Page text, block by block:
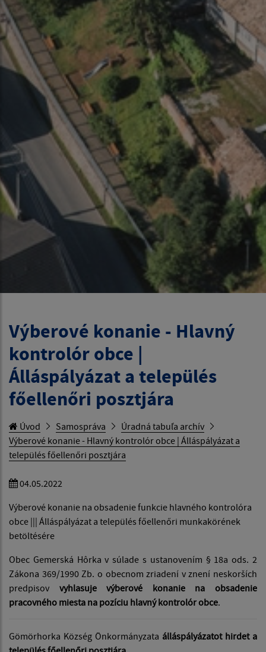
Výberové konanie - Hlavný
kontrolór obce |
Álláspályázat a település
főellenőri posztjára
Úvod Samospráva
Úradná tabuľa archív
Výberové konanie - Hlavný kontrolór obce | Álláspályázat a
település főellenőri posztjára
04.05.2022
Výberové konanie na obsadenie funkcie hlavného kontrolóra
obce ||| Álláspályázat a település főellenőri munkakörének
betöltésére
Obec Gemerská Hôrka v súlade s ustanovením § 18a ods. 2
Zákona 369/1990 Zb. o obecnom zriadení v znení neskorších
predpisov vyhlasuje výberové konanie na obsadenie
pracovného miesta na pozíciu hlavný kontrolór obce.
Gömörhorka Község Önkormányzata álláspályázatot hirdet a